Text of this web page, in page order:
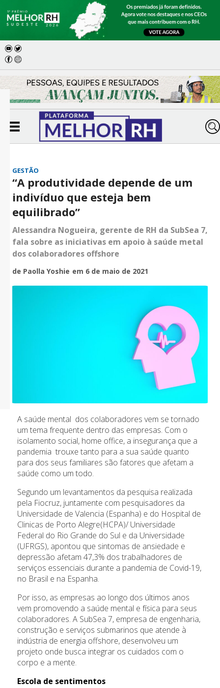
GESTÃO
“A produtividade depende de um
indivíduo que esteja bem
equilibrado”
Alessandra Nogueira, gerente de RH da SubSea 7,
fala sobre as iniciativas em apoio à saúde metal
dos colaboradores offshore
de Paolla Yoshie em 6 de maio de 2021
A saúde mental dos colaboradores vem se tornado
um tema frequente dentro das empresas. Com o
isolamento social, home office, a insegurança que a
pandemia trouxe tanto para a sua saúde quanto
para dos seus familiares são fatores que afetam a
saúde como um todo.
Segundo um levantamentos da pesquisa realizada
pela Fiocruz, juntamente com pesquisadores da
Universidade de Valencia (Espanha) e do Hospital de
Clinicas de Porto Alegre(HCPA)/ Universidade
Federal do Rio Grande do Sul e da Universidade
(UFRGS), apontou que sintomas de ansiedade e
depressão afetam 47,3% dos trabalhadores de
serviços essenciais durante a pandemia de Covid-19,
no Brasil e na Espanha.
Por isso, as empresas ao longo dos últimos anos
vem promovendo a saúde mental e física para seus
colaboradores. A SubSea 7, empresa de engenharia,
construção e serviços submarinos que atende à
indústria de energia offshore, desenvolveu um
projeto onde busca integrar os cuidados com o
corpo e a mente.
Escola de sentimentos